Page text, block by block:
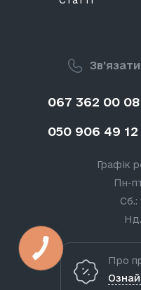
067 362 00 08
050 906 49 12
Графік
Пн-
Сб.:
Про